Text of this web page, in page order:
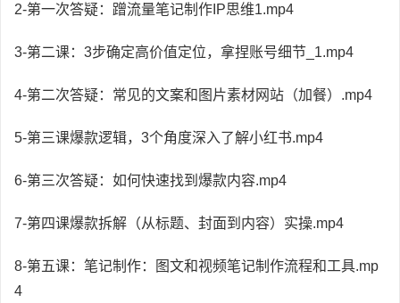
2-第一次答疑：蹭流量笔记制作IP思维1.mp4
3-第二课：3步确定高价值定位，拿捏账号细节_1.mp4
4-第二次答疑：常见的文案和图片素材网站（加餐）.mp4
5-第三课爆款逻辑，3个角度深入了解小红书.mp4
6-第三次答疑：如何快速找到爆款内容.mp4
7-第四课爆款拆解（从标题、封面到内容）实操.mp4
8-第五课：笔记制作：图文和视频笔记制作流程和工具.mp
4